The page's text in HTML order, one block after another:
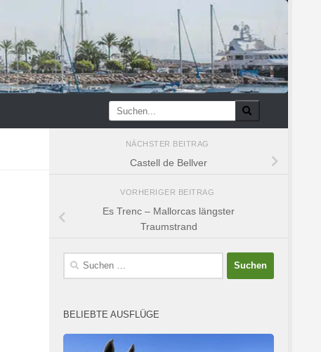
NÄCHSTER BEITRAG
Castell de Bellver
VORHERIGER BEITRAG
Es Trenc – Mallorcas längster
Traumstrand
Suchen
BELIEBTE AUSFLÜGE